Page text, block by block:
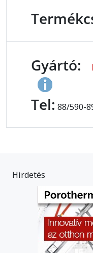
Gyártó:
Tel: 88/590-
Hirdetés